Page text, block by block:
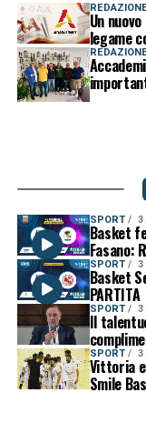
Un
legame
SPORT 3
Basket
Fasano:
SPORT 3
Basket
PARTITA
SPORT 3
Il
SPORT 3
Vittoria
Smile